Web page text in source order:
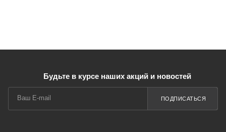
Будьте в курсе наших акций и новостей
ПОДПИСАТЬСЯ